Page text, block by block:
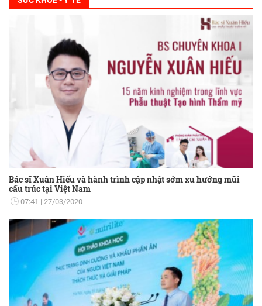
Bác sĩ Xuân Hiếu và hành trình cập nhật sớm xu hướng mũi
cấu trúc tại Việt Nam
07:41 27/03/2020